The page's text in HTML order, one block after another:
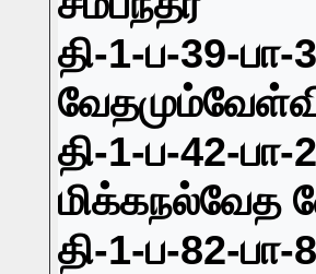
தி-1-ப-39-பா-3
தி-1-ப-42-பா-2
மிக்கநல்வேத
தி-1-ப-82-பா-8